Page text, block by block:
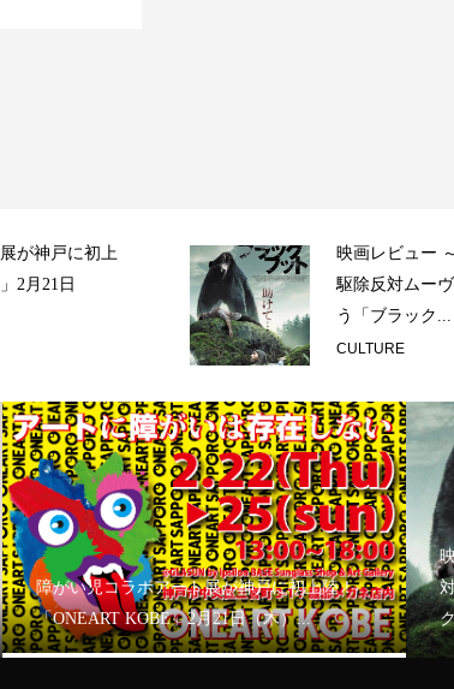
が神戸に初上
2月21日
映画レビュー
駆除反対ムー
う「ブラック...
CULTURE
障がい児コラボアート展が神戸に初上陸！
「ONEART KOBE」2月21日（木）...